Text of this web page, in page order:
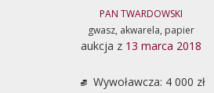
PAN TWARDOWSKI
gwasz, akwarela, papier
aukcja z 13 marca 2018
Wywoławcza: 4 000 zł